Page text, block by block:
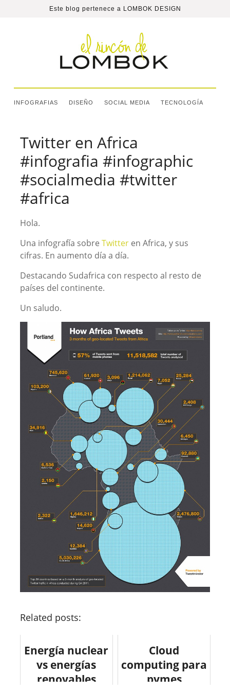
Este blog pertenece a LOMBOK DESIGN
INFOGRAFIAS DISEÑO SOCIAL MEDIA TECNOLOGÍA
Twitter en Africa
#infografia #infographic
#socialmedia #twitter
#africa
Hola.
Una infografía sobre Twitteren Africa, y sus
cifras. En aumento día a día.
Destacando Sudafrica con respecto al resto de
países del continente.
Un saludo.
Related posts:
Energía nuclear
vs energías
renovables
Cloud
computing para
pymes